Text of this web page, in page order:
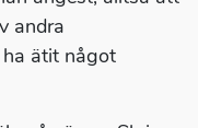
andra
ätit något